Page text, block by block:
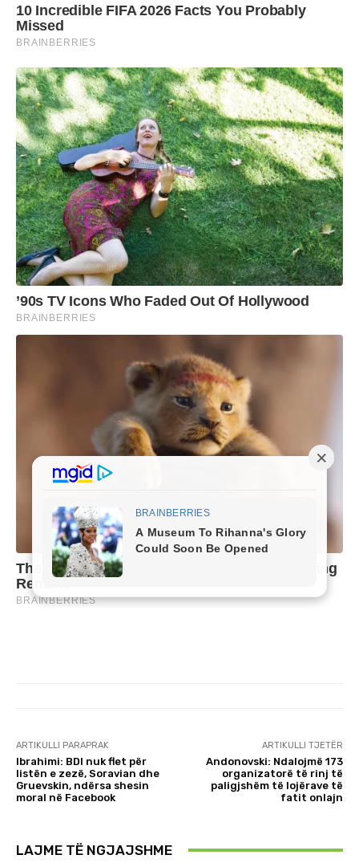
ARTIKULLI PARAPRAK
Ibrahimi: BDI nuk flet për
listën e zezë, Soravian dhe
Gruevskin, ndërsa shesin
moral në Facebook
ARTIKULLI TJETËR
Andonovski: Ndalojmë 173
organizatorë të rinj të
paligjshëm të lojërave të
fatit onlajn
LAJME TË NGJAJSHME